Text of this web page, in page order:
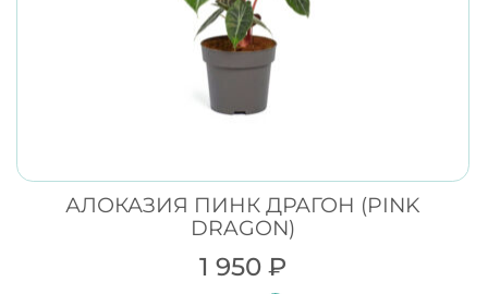
АЛОКАЗИЯ ПИНК ДРАГОН (PINK
DRAGON)
1 950₽